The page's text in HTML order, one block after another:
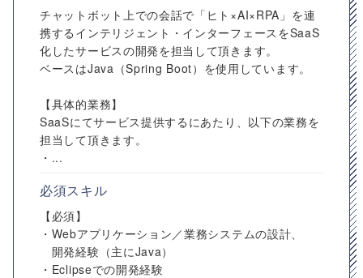
チャットボット上での会話で「ヒト×AI×RPA」を連
携するインテリジェント・インターフェースをSaaS
化したサービスの開発を担当して頂きます。
ベースはJava（Spring Boot）を使用しています。
【具体的業務】
SaaSにてサービス提供するにあたり、以下の業務を
担当して頂きます。
・...
必須スキル
【必須】
・Webアプリケーション／業務システムの設計、
開発経験（主にJava）
・Eclipseでの開発経験